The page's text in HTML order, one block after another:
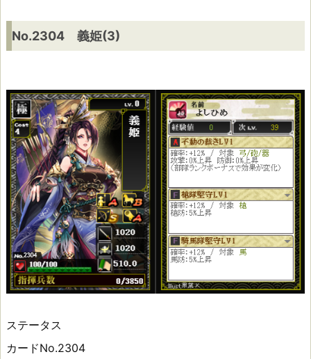
N
o.
3
0
4
義
姫
(3)
キ
No.2304 義姫(3)
ステータス
カードNo.2304